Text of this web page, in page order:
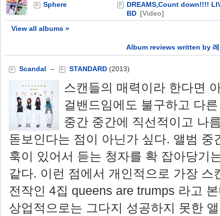
Sphere
DREAMS,Count down!!!!
BD [Video]
View all albums »
Album reviews written by 레
Scandal – STANDARD (2013)
스캔들의 매력이라 한다면
걸밴드임에도 불구하고 다
중간 중간에 직선적이고 나
돋보인다는 점이 아닌가 싶다. 앨범 중
훅이 있어서 듣는 청자를 확 잡아당기
같다. 이런 점에서 개인적으로 가장 스
전작인 4집 queens are trumps 라고
상업적으로는 그다지 성공하지 못한